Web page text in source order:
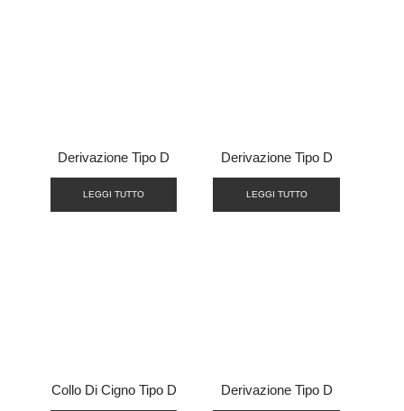
Derivazione Tipo D
LEGGI TUTTO
Derivazione Tipo D
LEGGI TUTTO
Collo Di Cigno Tipo D Derivazione Tipo D